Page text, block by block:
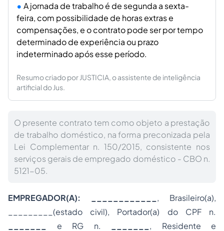
A jornada de trabalho é de segunda a sexta-
feira, com possibilidade de horas extras e
compensações, e o contrato pode ser por tempo
determinado de experiência ou prazo
indeterminado após esse período.
Resumo criado por JUSTICIA, o assistente de inteligência
artificial do Jus.
O presente contrato tem como objeto a prestação
de trabalho doméstico, na forma preconizada pela
Lei Complementar n. 150/2015, consistente nos
serviços gerais de empregado doméstico - CBO n.
5121-05.
EMPREGADOR(A): ____________ , Brasileiro(a),
_________(estado civil), Portador(a) do CPF n.
e RG n.
, Residente e